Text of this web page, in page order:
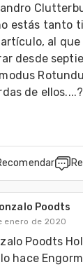
estás tanto
al
desde
de
Poodts
enero de 2020
Poodts
hace